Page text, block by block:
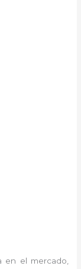
en el mercado,